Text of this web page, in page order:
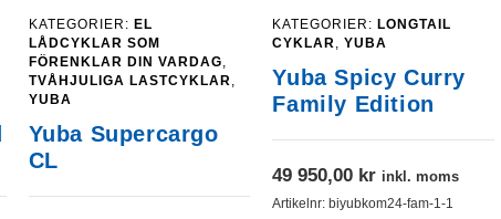
KATEGORIER: EL
LÅDCYKLAR SOM
FÖRENKLAR DIN VARDAG,
TVÅHJULIGA LASTCYKLAR,
YUBA
Yuba Supercargo
CL
KATEGORIER: LONGTAIL
CYKLAR,YUBA
Yuba Spicy Curry
Family Edition
49 950,00 kr inkl. moms
Artikelnr: biyubkom24-fam-1-1